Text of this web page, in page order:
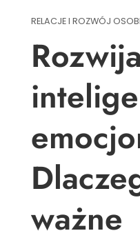
RELACJE I ROZWÓJ
ważne